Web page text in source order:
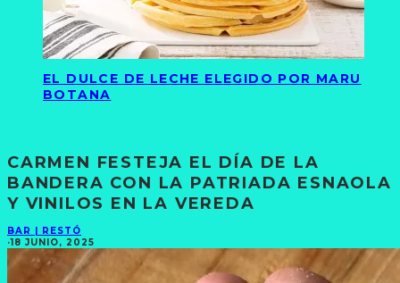
EL DULCE DE LECHE ELEGIDO POR MARU
BOTANA
CARMEN FESTEJA EL DÍA DE LA
BANDERA CON LA PATRIADA ESNAOLA
Y VINILOS EN LA VEREDA
BAR | RESTÓ
·18 JUNIO, 2025